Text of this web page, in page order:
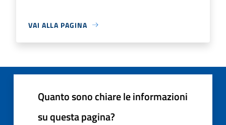
VAI ALLA PAGINA
Quanto sono chiare le informazioni
su questa pagina?